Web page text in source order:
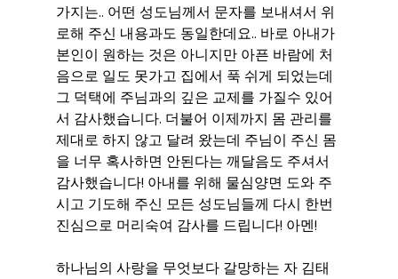
가지는.. 어떤 성도님께서 문자를 보내셔서 위
로해 주신 내용과도 동일한데요.. 바로 아내가
본인이 원하는 것은 아니지만 아픈 바람에 처
음으로 일도 못가고 집에서 푹 쉬게 되었는데
그 덕택에 주님과의 깊은 교제를 가질수 있어
서 감사했습니다. 더불어 이제까지 몸 관리를
제대로 하지 않고 달려 왔는데 주님이 주신 몸
을 너무 혹사하면 안된다는 깨달음도 주셔서
감사했습니다! 아내를 위해 물심양면 도와 주
시고 기도해 주신 모든 성도님들께 다시 한번
진심으로 머리숙여 감사를 드립니다! 아멘!
하나님의 사랑을 무엇보다 갈망하는 자 김태